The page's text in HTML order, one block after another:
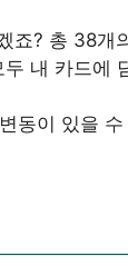
죠? 총 38개
내 카드에
동이 있을